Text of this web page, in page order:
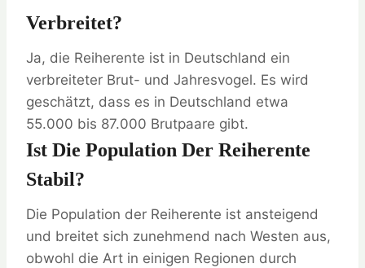
Verbreitet?
Ja, die Reiherente ist in Deutschland ein
verbreiteter Brut- und Jahresvogel. Es wird
geschätzt, dass es in Deutschland etwa
55.000 bis 87.000 Brutpaare gibt.
Ist Die Population Der Reiherente
Stabil?
Die Population der Reiherente ist ansteigend
und breitet sich zunehmend nach Westen aus,
obwohl die Art in einigen Regionen durch